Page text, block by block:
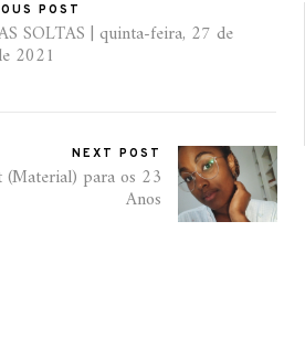
POST
SOLTAS | quinta-feira, 27 de
2021
NEXT POST
para os 23
Anos